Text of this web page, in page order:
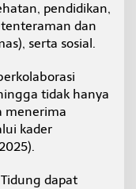
pendidikan,
dan
serta sosial.
tidak hanya
menerima
kader
dapat